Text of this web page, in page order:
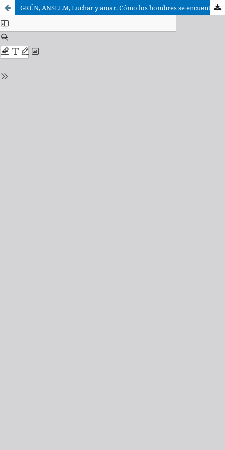
GRÜN, ANSELM, Luchar y amar. Cómo los hombres se encuentran a sí mismos